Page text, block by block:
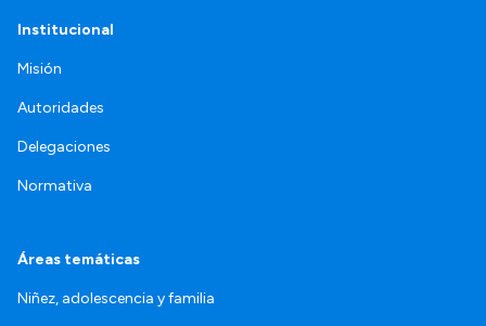
Institucional
Misión
Autoridades
Delegaciones
Normativa
Áreas temáticas
Niñez, adolescencia y familia